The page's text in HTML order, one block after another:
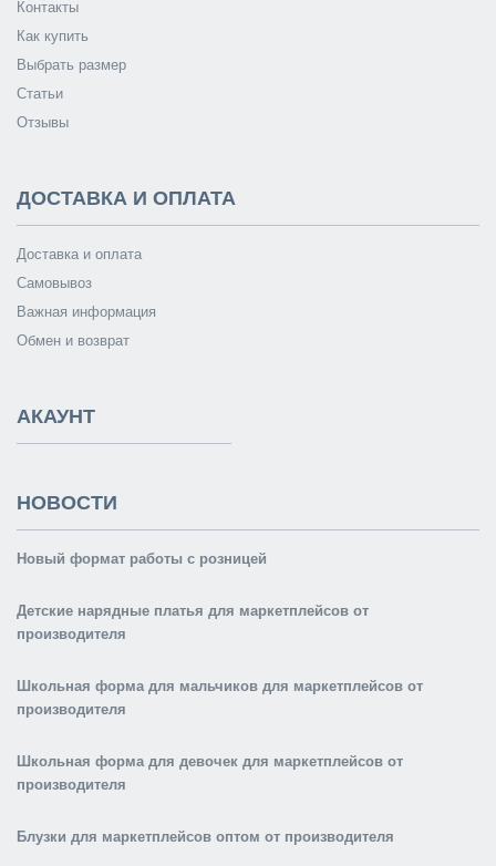
Контакты
Как купить
Выбрать размер
Статьи
Отзывы
ДОСТАВКА И ОПЛАТА
Доставка и оплата
Самовывоз
Важная информация
Обмен и возврат
АКАУНТ
НОВОСТИ
Новый формат работы с розницей
Детские нарядные платья для маркетплейсов от
производителя
Школьная форма для мальчиков для маркетплейсов от
производителя
Школьная форма для девочек для маркетплейсов от
производителя
Блузки для маркетплейсов оптом от производителя